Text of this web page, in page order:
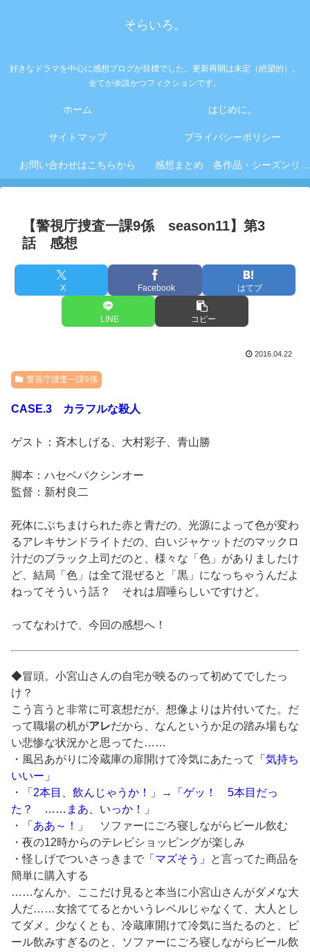
そらいろ。
好きなドラマを中心に感想ブログが目標でした。更新再開は未定（絶望的）。
全てが余談かつフィクションです。
ホーム はじめに。
サイトマップ プライバシーポリシー
お問い合わせはこちらから 感想まとめ 各作品・シーズンリンク集
【警視庁捜査一課9係 season11】第3
話 感想
X Facebook はてブ
LINE コピー
2016.04.22
警視庁捜査一課9係
CASE.3 カラフルな殺人
ゲスト：斉木しげる、大村彩子、青山勝
脚本：ハセベバクシンオー
監督：新村良二
死体にぶちまけられた赤と青だの、光源によって色が変わ
るアレキサンドライトだの、白いジャケットだのマックロ
汁だのブラック上司だのと、様々な「色」がありましたけ
ど、結局「色」は全て混ぜると「黒」になっちゃうんだよ
ねってそういう話？ それは眉唾らしいですけど。
ってなわけで、今回の感想へ！
◆冒頭。小宮山さんの自宅が映るのって初めてでしたっ
け？
こう言うと非常に可哀想だが、想像よりは片付いてた。だ
って職場の机がアレだから、なんというか足の踏み場もな
い悲惨な状況かと思ってた……
・風呂あがりに冷蔵庫の扉開けて冷気にあたって
「気持ち
いいー」
・
「2本目、飲んじゃうか！」 →
「ゲッ！ 5本目だっ
た？ ……まあ、いっか！」
・
「ああ～！」
ソファーにごろ寝しながらビール飲む
・夜の12時からのテレビショッピングが楽しみ
・怪しげでついさっきまで 「マズそう」
と言ってた商品を
簡単に購入する
……なんか、ここだけ見ると本当に小宮山さんがダメな大
人だ……女捨ててるとかいうレベルじゃなくて、大人とし
てダメ。少なくとも、冷蔵庫開けて冷気に当たるのと、ビ
ール飲みすぎるのと、ソファーにごろ寝しながらビール飲